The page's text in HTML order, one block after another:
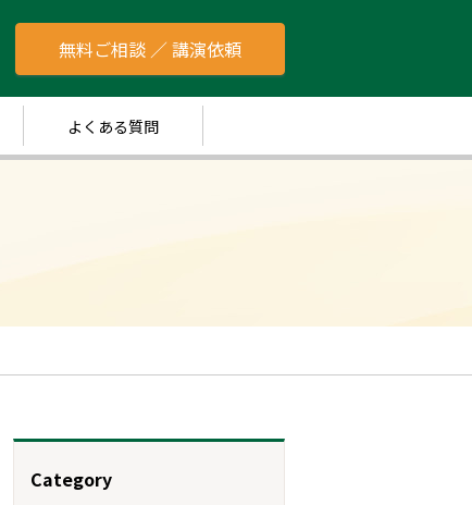
無料ご相談 ／ 講演依頼
よくある質問
Category